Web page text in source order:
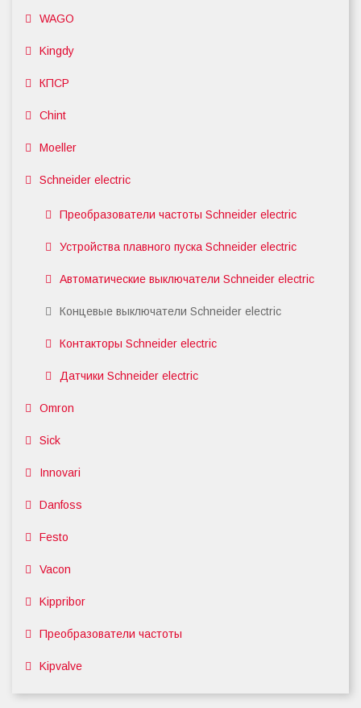
WAGO
Kingdy
КПСР
Chint
Moeller
Schneider electric
Преобразователи частоты Schneider electric
Устройства плавного пуска Schneider electric
Автоматические выключатели Schneider electric
Концевые выключатели Schneider electric
Контакторы Schneider electric
Датчики Schneider electric
Omron
Sick
Innovari
Danfoss
Festo
Vacon
Kippribor
Преобразователи частоты
Kipvalve